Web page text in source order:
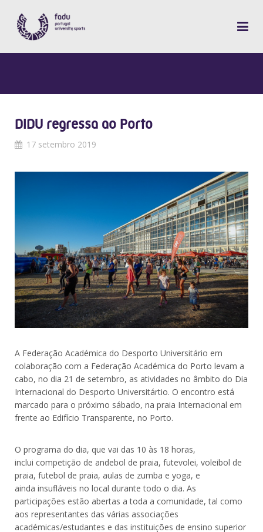
DIDU regressa ao Porto
17 setembro 2019
A Federação Académica do Desporto Universitário em
colaboração com a Federação Académica do Porto levam a
cabo, no dia 21 de setembro, as atividades no âmbito do Dia
Internacional do Desporto Universitártio. O encontro está
marcado para o próximo sábado, na praia Internacional em
frente ao Edifício Transparente, no Porto.
O programa do dia, que vai das 10 às 18 horas,
inclui competição de andebol de praia, futevolei, voleibol de
praia, futebol de praia, aulas de zumba e yoga, e
ainda insufláveis no local durante todo o dia. As
participações estão abertas a toda a comunidade, tal como
aos representantes das várias associações
académicas/estudantes e das instituições de ensino superior